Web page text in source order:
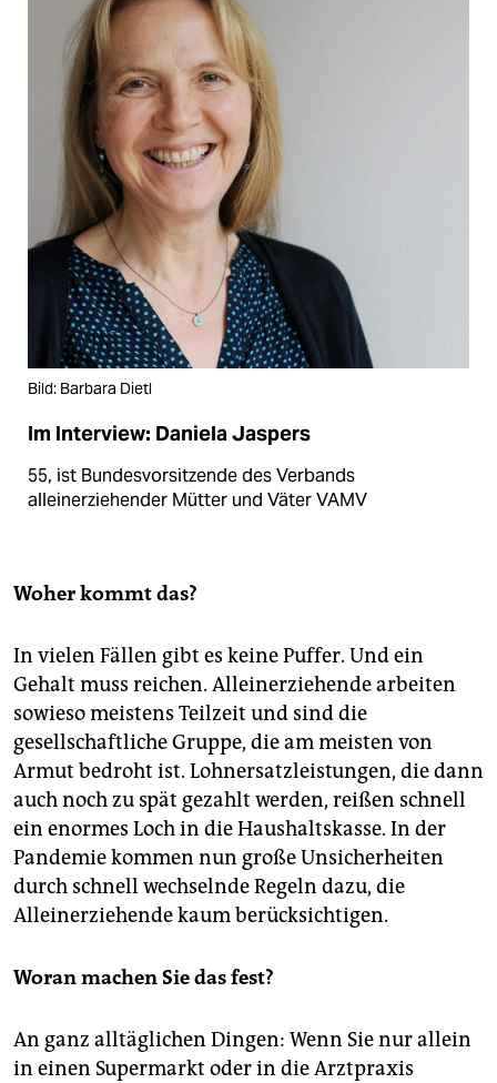
Bild: Barbara Dietl
Im Interview: Daniela Jaspers
55, ist Bundesvorsitzende des Verbands
alleinerziehender Mütter und Väter VAMV
Woher kommt das?
In vielen Fällen gibt es keine Puffer. Und ein
Gehalt muss reichen. Alleinerziehende arbeiten
sowieso meistens Teilzeit und sind die
gesellschaftliche Gruppe, die am meisten von
Armut bedroht ist. Lohnersatzleistungen, die dann
auch noch zu spät gezahlt werden, reißen schnell
ein enormes Loch in die Haushaltskasse. In der
Pandemie kommen nun große Unsicherheiten
durch schnell wechselnde Regeln dazu, die
Alleinerziehende kaum berücksichtigen.
Woran machen Sie das fest?
An ganz alltäglichen Dingen: Wenn Sie nur allein
in einen Supermarkt oder in die Arztpraxis